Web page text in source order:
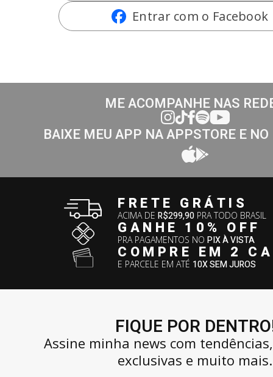
Entrar com o Facebook
ME ACOMPANHE NAS
BAIXE MEU APP NA APPSTORE E
FRETE GRÁTIS
ACIMA DER$299,90 PRA TODO BRASIL
GANHE 10% OFF
PRA PAGAMENTOS NOPIX À VISTA
COMPRE EM 2
E PARCELE EM ATÉ 10X SEM JUROS
FIQUE POR
Assine minha news com
exclusivas e muito mais.